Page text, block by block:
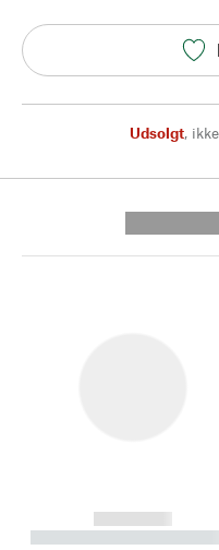
Udsolgt,
------------
----------- -----------